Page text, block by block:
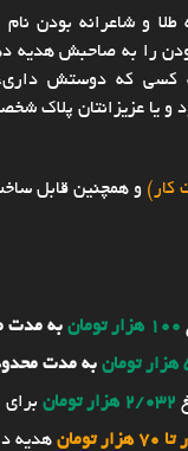
را به صاحبش هدیه
که دوستش داری،
یا عزیزانتان پلاک
و همچنین قابل
100 هزار تومان
به مدت
به مدت
2/032 هزار تومان
هدیه